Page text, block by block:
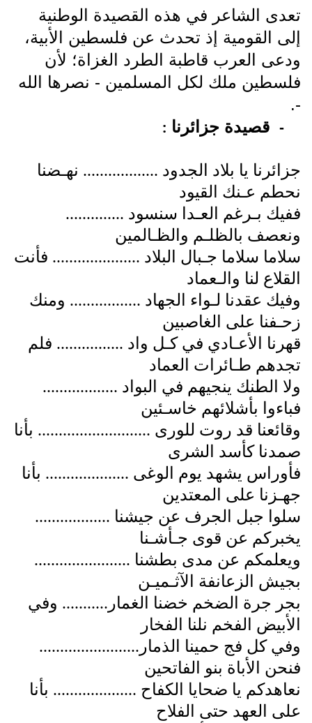
تعدى الشاعر في هذه القصيدة
الوطنية
إلى القومية إذ تحدث عن فلسطين الأبية،
ودعى العرب قاطبة الطرد الغزاة؛ لأن
فلسطين ملك لكل المسلمين - نصرها الله
-.
- قصيدة جزائرنا :
جزائرنا يا بلاد الجدود .................. نهـضنا
نحطم عـنك القيود
ففيك بـرغم العـدا سنسود ..............
ونعصف بالظلـم والظـالمين
سلاما سلاما جـبال البلاد ..................... فأنت
القلاع لنا والـعماد
وفيك عقدنا لـواء الجهاد ................. ومنك
زحـفنا على الغاصبين
قهرنا الأعـادي في كـل واد ................ فلم
تجدهم طـائرات العماد
ولا الطنك ينجيهم في البواد ..................
فباءوا بأشلائهم خاسـئين
وقائعنا قد روت للورى ........................... بأنا
صمدنا كأسد الشرى
فأوراس يشهد يوم الوغى .................... بأنا
جهـزنا على المعتدين
سلوا جبل الجرف عن جيشنا ..................
يخبركم عن قوى جـأشـنا
ويعلمكم عن مدى بطشنا .......................
بجيش الزعانفة الآثـميـن
بجر جرة الضخم خضنا الغمار........... وفي
الأبيض الفخم نلنا الفخار
وفي كل فج حمينا الذمار........................
فنحن الأباة بنو الفاتحين
نعاهدكم يا ضحايا الكفاح .................... بأنا
على العهد حتى الفلاح